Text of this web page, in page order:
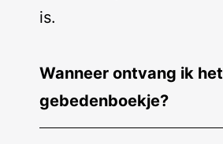
is.
Wanneer ontvang ik het
gebedenboekje?